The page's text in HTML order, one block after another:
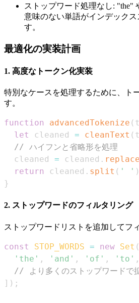
ストップワード処理なし: "the"
意味のない単語がインデックス
す。
最適化の実装計画
1. 高度なトークン化実装
特別なケースを処理するために、ト
す。
function advancedTokenize (
let
cleaned = cleanText (
// ハイフンと省略形を処理
  cleaned
= cleaned . replace
return
cleaned . split ( ' ' )
}
2. ストップワードのフィルタリング
ストップワードリストを追加してフ
const STOP_WORDS = new Set (
'the' , 'and' , 'of' , 'to' ,
// より多くのストップワードで
] ) ;